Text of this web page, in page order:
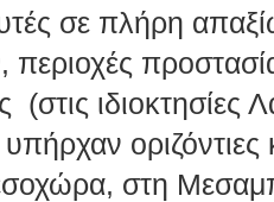
σε πλήρη
(στις
οριζόντιες
στη